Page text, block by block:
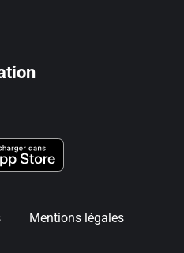
Mentions légales